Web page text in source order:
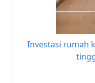
Investasi rumah